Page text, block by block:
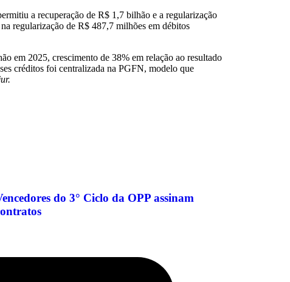
a recuperação de R$ 1,7 bilhão e a regularização
regularização de R$ 487,7 milhões em débitos
em 2025, crescimento de 38% em relação ao resultado
créditos foi centralizada na PGFN, modelo que
do 3° Ciclo da OPP assinam